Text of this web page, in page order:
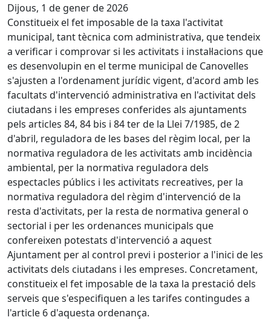
Dijous, 1 de gener de 2026
Constitueix el fet imposable de la taxa l'activitat
municipal, tant tècnica com administrativa, que tendeix
a verificar i comprovar si les activitats i instal·lacions que
es desenvolupin en el terme municipal de Canovelles
s'ajusten a l'ordenament jurídic vigent, d'acord amb les
facultats d'intervenció administrativa en l'activitat dels
ciutadans i les empreses conferides als ajuntaments
pels articles 84, 84 bis i 84 ter de la Llei 7/1985, de 2
d'abril, reguladora de les bases del règim local, per la
normativa reguladora de les activitats amb incidència
ambiental, per la normativa reguladora dels
espectacles públics i les activitats recreatives, per la
normativa reguladora del règim d'intervenció de la
resta d'activitats, per la resta de normativa general o
sectorial i per les ordenances municipals que
confereixen potestats d'intervenció a aquest
Ajuntament per al control previ i posterior a l'inici de les
activitats dels ciutadans i les empreses. Concretament,
constitueix el fet imposable de la taxa la prestació dels
serveis que s'especifiquen a les tarifes contingudes a
l'article 6 d'aquesta ordenança.